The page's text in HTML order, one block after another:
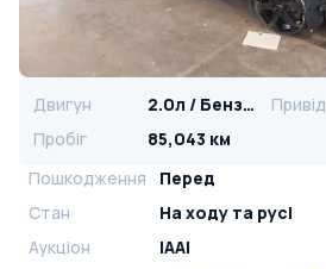
Двигун 2.0л / Бензин Привід
Пробіг
85,043 км
Пошкодження
Перед
Стан
На ​​ходу та русі
Аукціон
IAAI